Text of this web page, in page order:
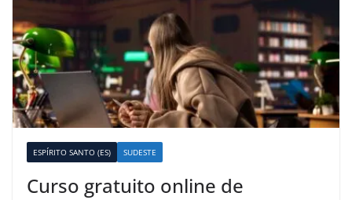
ESPÍRITO SANTO (ES) SUDESTE
Curso gratuito online de